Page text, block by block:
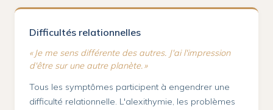
Difficultés relationnelles
« Je me sens différente des autres. J'ai l'impression
d'être sur une autre planète. »
Tous les symptômes participent à engendrer une
difficulté relationnelle. L'alexithymie, les problèmes